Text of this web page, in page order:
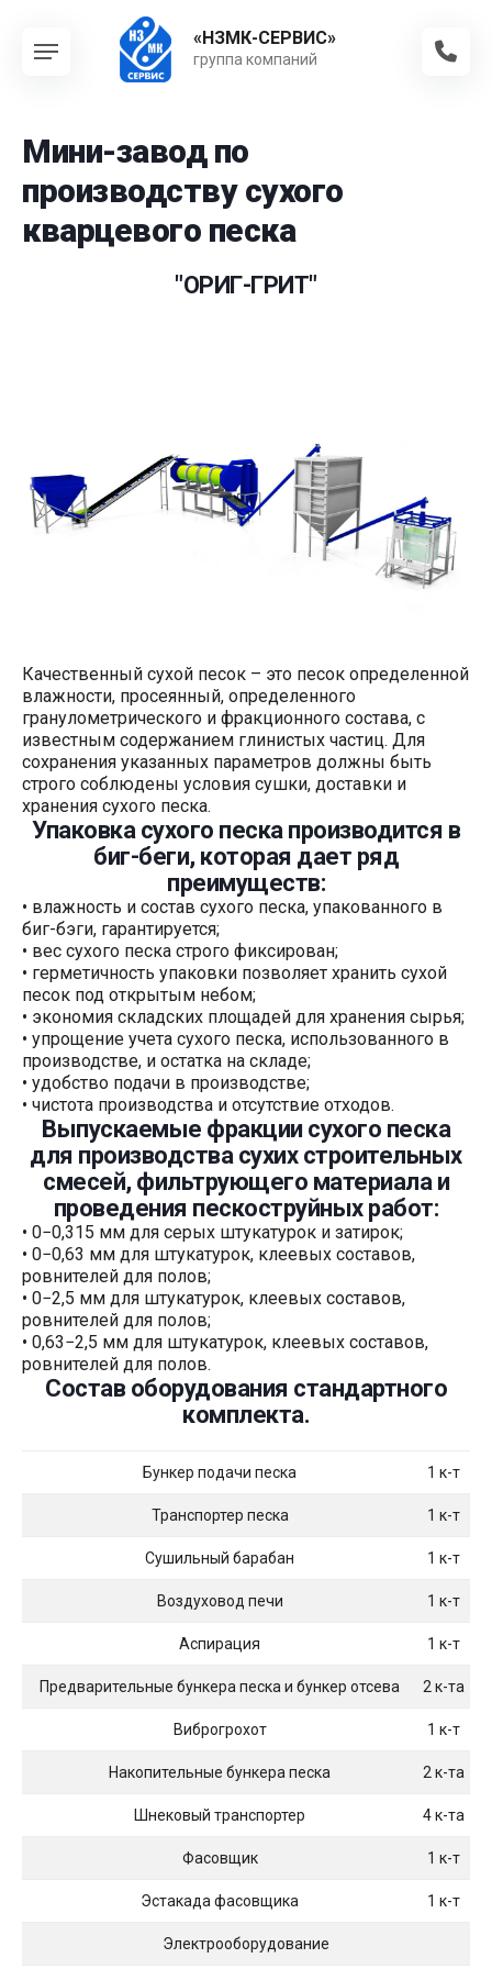
«НЗМК-СЕРВИС»
группа компаний
Мини-завод по
производству сухого
кварцевого песка
"ОРИГ-ГРИТ"
Качественный сухой песок – это песок определенной
влажности, просеянный, определенного
гранулометрического и фракционного состава, с
известным содержанием глинистых частиц. Для
сохранения указанных параметров должны быть
строго соблюдены условия сушки, доставки и
хранения сухого песка.
Упаковка сухого песка производится в
биг-беги, которая дает ряд
преимуществ:
• влажность и состав сухого песка, упакованного в
биг-бэги, гарантируется;
• вес сухого песка строго фиксирован;
• герметичность упаковки позволяет хранить сухой
песок под открытым небом;
• экономия складских площадей для хранения сырья;
• упрощение учета сухого песка, использованного в
производстве, и остатка на складе;
• удобство подачи в производстве;
• чистота производства и отсутствие отходов.
Выпускаемые фракции сухого песка
для производства сухих строительных
смесей, фильтрующего материала и
проведения пескоструйных работ:
• 0−0,315 мм для серых штукатурок и затирок;
• 0−0,63 мм для штукатурок, клеевых составов,
ровнителей для полов;
• 0−2,5 мм для штукатурок, клеевых составов,
ровнителей для полов;
• 0,63−2,5 мм для штукатурок, клеевых составов,
ровнителей для полов.
Состав оборудования стандартного
комплекта.
Бункер подачи песка 1 к-т
Транспортер песка 1 к-т
Сушильный барабан 1 к-т
Воздуховод печи 1 к-т
Аспирация 1 к-т
Предварительные бункера песка и бункер отсева 2 к-та
Виброгрохот 1 к-т
Накопительные бункера песка 2 к-та
Шнековый транспортер 4 к-та
Фасовщик 1 к-т
Эстакада фасовщика 1 к-т
Электрооборудование